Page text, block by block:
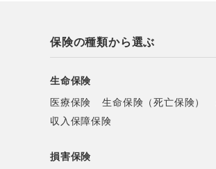
保険の種類から選ぶ
生命保険
医療保険
生命保険（死亡保険）
収入保障保険
損害保険